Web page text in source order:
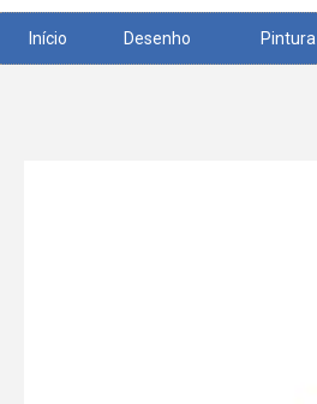
Início Desenho Pintura